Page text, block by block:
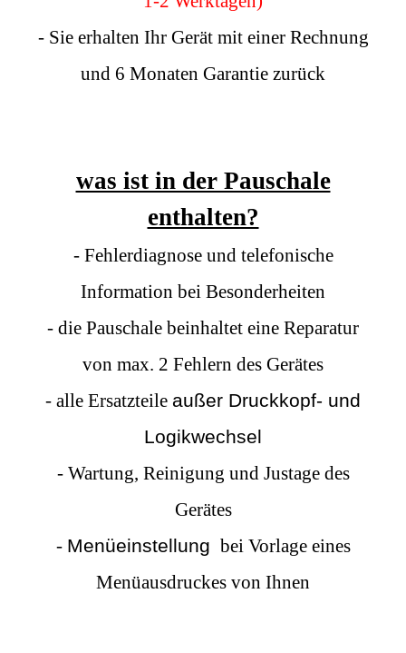
- Sie erhalten Ihr Gerät mit einer Rechnung
und 6 Monaten Garantie zurück
was ist in der Pauschale
enthalten?
- Fehlerdiagnose und telefonische
Information bei Besonderheiten
- die Pauschale beinhaltet eine Reparatur
von max. 2 Fehlern des Gerätes
- alle Ersatzteile außer Druckkopf- und
Logikwechsel
- Wartung, Reinigung und Justage des
Gerätes
- Menüeinstellung bei Vorlage eines
Menüausdruckes von Ihnen